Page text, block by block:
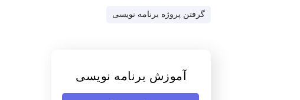
گرفتن پروژه برنامه نویسی
آموزش برنامه نویسی